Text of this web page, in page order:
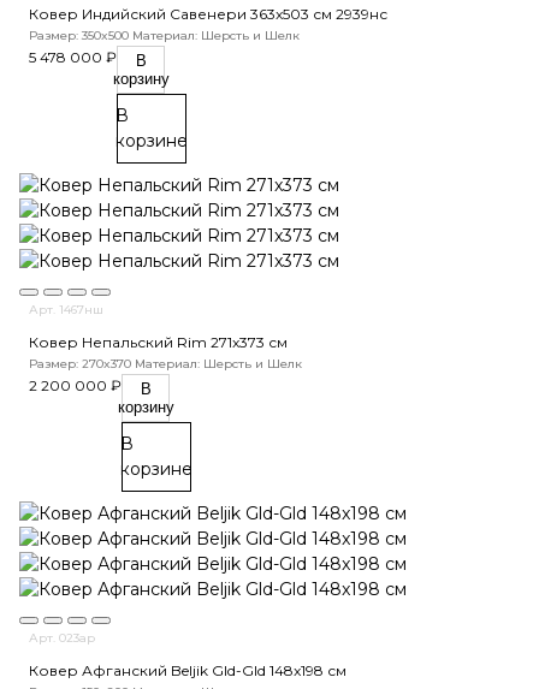
Ковер Индийский Савенери 363x503 см 2939нс
Размер: 350x500 Материал: Шерсть и Шелк
5 478 000 ₽
В
корзину
В
корзине
Арт. 1467нш
Ковер Непальский Rim 271x373 см
Размер: 270x370 Материал: Шерсть и Шелк
2 200 000 ₽
В
корзину
В
корзине
Арт. 023ар
Ковер Афганский Beljik Gld-Gld 148x198 см